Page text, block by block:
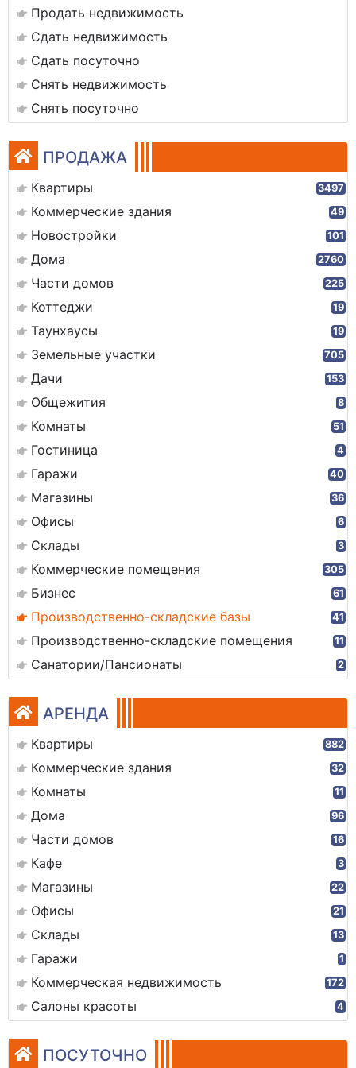
Продать недвижимость
Сдать недвижимость
Сдать посуточно
Снять недвижимость
Снять посуточно
ПРОДАЖА
Квартиры 3497
Коммерческие здания 49
Новостройки 101
Дома 2760
Части домов 225
Коттеджи 19
Таунхаусы 19
Земельные участки 705
Дачи 153
Общежития 8
Комнаты 51
Гостиница 4
Гаражи 40
Магазины 36
Офисы 6
Склады 3
Коммерческие помещения 305
Бизнес 61
Производственно-складские базы 41
Производственно-складские помещения 11
Санатории/Пансионаты 2
АРЕНДА
Квартиры 882
Коммерческие здания 32
Комнаты 11
Дома 96
Части домов 16
Кафе 3
Магазины 22
Офисы 21
Склады 13
Гаражи 1
Коммерческая недвижимость 172
Салоны красоты 4
ПОСУТОЧНО